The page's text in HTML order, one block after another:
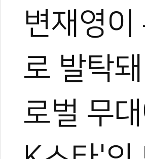
변재영
로 발탁
로벌 무